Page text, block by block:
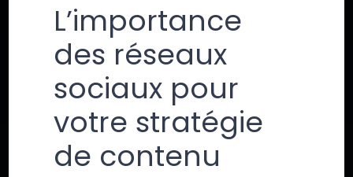
L’importance
des réseaux
sociaux pour
votre stratégie
de contenu